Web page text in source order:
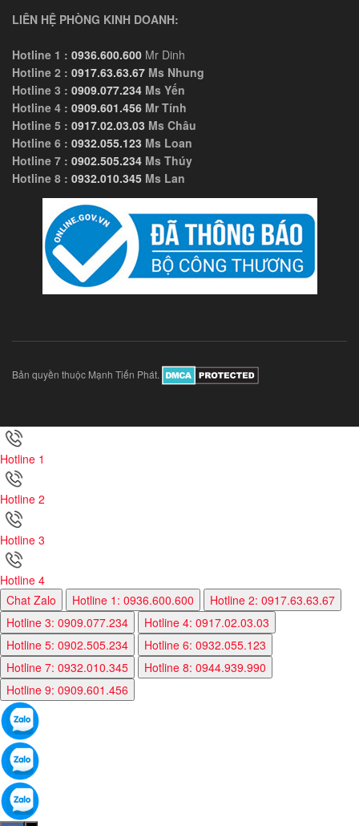
LIÊN HỆ PHÒNG KINH DOANH:
Hotline 1 : 0936.600.600 Mr Dinh
Hotline 2 : 0917.63.63.67 Ms Nhung
Hotline 3 : 0909.077.234 Ms Yến
Hotline 4 : 0909.601.456 Mr Tính
Hotline 5 : 0917.02.03.03 Ms Châu
Hotline 6 : 0932.055.123 Ms Loan
Hotline 7 : 0902.505.234 Ms Thúy
Hotline 8 : 0932.010.345 Ms Lan
Bản quyền thuộc Mạnh Tiến Phát.
Hotline 1
Hotline 2
Hotline 3
Hotline 4
Chat Zalo
Hotline 1: 0936.600.600
Hotline 2: 0917.63.63.67
Hotline 3: 0909.077.234
Hotline 4: 0917.02.03.03
Hotline 5: 0902.505.234
Hotline 6: 0932.055.123
Hotline 7: 0932.010.345
Hotline 8: 0944.939.990
Hotline 9: 0909.601.456